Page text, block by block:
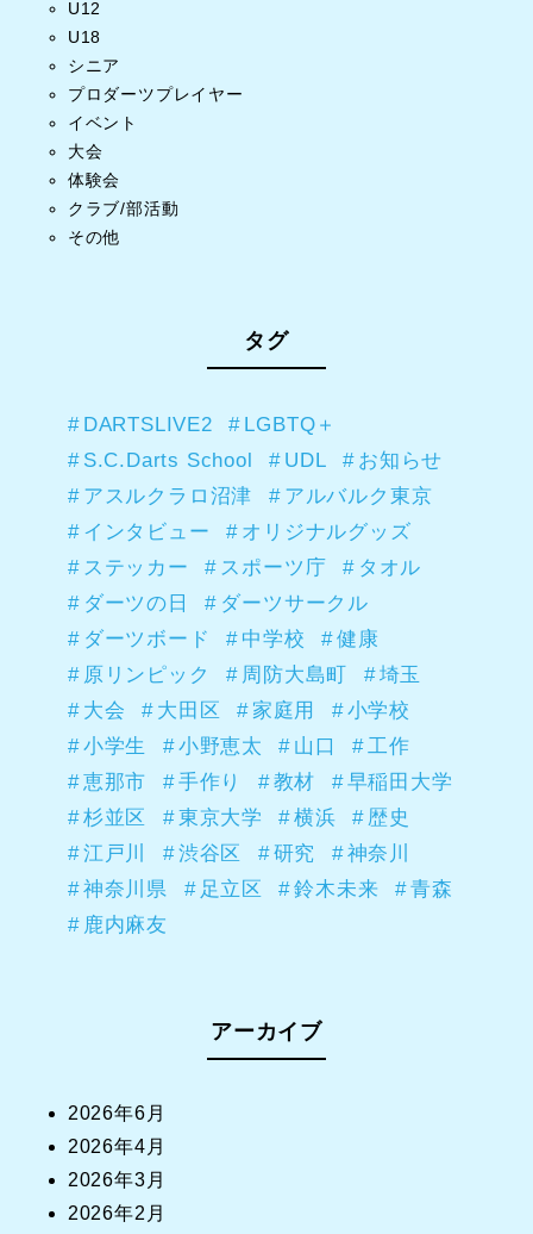
U12
U18
シニア
プロダーツプレイヤー
イベント
大会
体験会
クラブ/部活動
その他
タグ
DARTSLIVE2
LGBTQ＋
S.C.Darts School
UDL
お知らせ
アスルクラロ沼津
アルバルク東京
インタビュー
オリジナルグッズ
ステッカー
スポーツ庁
タオル
ダーツの日
ダーツサークル
ダーツボード
中学校
健康
原リンピック
周防大島町
埼玉
大会
大田区 家庭用
小学校
小学生
小野恵太 山口
工作
恵那市
手作り 教材
早稲田大学
杉並区
東京大学 横浜
歴史
江戸川
渋谷区 研究
神奈川
神奈川県
足立区 鈴木未来
青森
鹿内麻友
アーカイブ
2026年6月
2026年4月
2026年3月
2026年2月